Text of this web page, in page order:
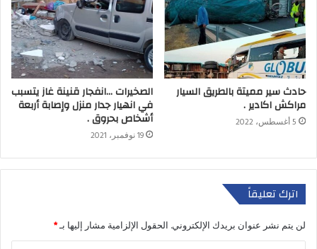
حادث سير مميتة بالطريق السيار
مراكش اكادير .
5 أغسطس، 2022
الصخيرات …انفجار قنينة غاز يتسبب
في انهيار جدار منزل وإصابة أربعة
أشخاص بحروق .
19 نوفمبر، 2021
اترك تعليقاً
لن يتم نشر عنوان بريدك الإلكتروني. الحقول الإلزامية مشار إليها بـ*